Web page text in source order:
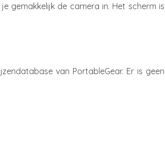
gemakkelijk de camera in. Het scherm is
van PortableGear. Er is geen